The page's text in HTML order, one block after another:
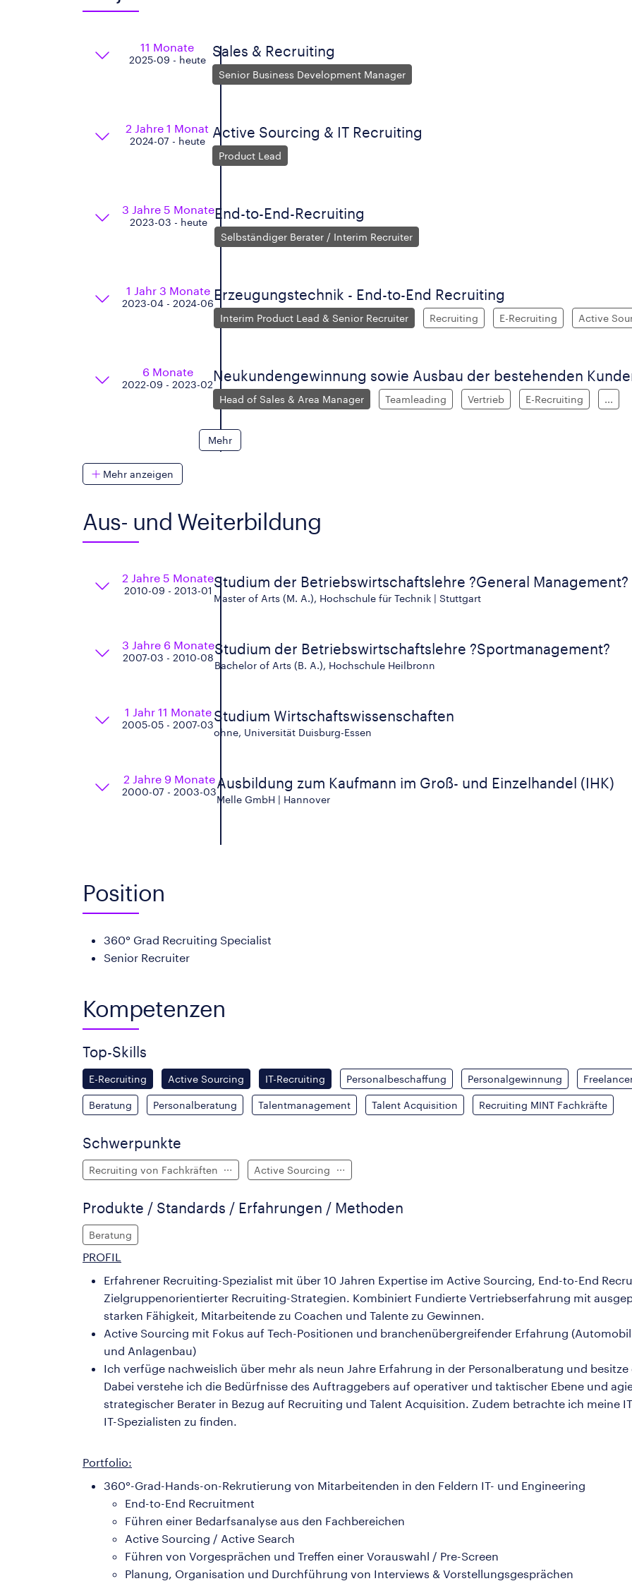
11 Monate
2025-09 - heute
Sales & Recruiting
Senior Business Development Manager
2 Jahre 1 Monat
2024-07 - heute
Active Sourcing & IT Recruiting
Product Lead
3 Jahre 5 Monate
2023-03 - heute
End-to-End-Recruiting
Selbständiger Berater / Interim Recruiter
1 Jahr 3 Monate
2023-04 - 2024-06
Erzeugungstechnik - End-to-End Recruiting
Interim Product Lead & Senior Recruiter Recruiting E-Recruiting Active
6 Monate
2022-09 - 2023-02
Neukundengewinnung sowie Ausbau der bestehenden
Head of Sales & Area Manager Teamleading Vertrieb E-Recruiting ...
Mehr
Mehr anzeigen
Aus- und Weiterbildung
2 Jahre 5 Monate
2010-09 - 2013-01
Studium der Betriebswirtschaftslehre ?General Management?
Master of Arts (M. A.), Hochschule für Technik | Stuttgart
3 Jahre 6 Monate
2007-03 - 2010-08
Studium der Betriebswirtschaftslehre ?Sportmanagement?
Bachelor of Arts (B. A.), Hochschule Heilbronn
1 Jahr 11 Monate
2005-05 - 2007-03
Studium Wirtschaftswissenschaften
ohne, Universität Duisburg-Essen
2 Jahre 9 Monate
2000-07 - 2003-03
Ausbildung zum Kaufmann im Groß- und Einzelhandel (IHK)
Melle GmbH | Hannover
Position
360° Grad Recruiting Specialist
Senior Recruiter
Kompetenzen
Top-Skills
E-Recruiting Active Sourcing IT-Recruiting Personalbeschaffung Personalgewinnung
Beratung Personalberatung Talentmanagement Talent Acquisition Recruiting MINT Fachkräfte
Schwerpunkte
Recruiting von Fachkräften Active Sourcing
Produkte / Standards / Erfahrungen / Methoden
Beratung
PROFIL
Erfahrener Recruiting-Spezialist mit über 10 Jahren Expertise im Active Sourcing, End-to-End
Zielgruppenorientierter Recruiting-Strategien. Kombiniert Fundierte Vertriebserfahrung mit
starken Fähigkeit, Mitarbeitende zu Coachen und Talente zu Gewinnen.
Active Sourcing mit Fokus auf Tech-Positionen und branchenübergreifender Erfahrung
und Anlagenbau)
Ich verfüge nachweislich über mehr als neun Jahre Erfahrung in der Personalberatung und
Dabei verstehe ich die Bedürfnisse des Auftraggebers auf operativer und taktischer Ebene und
strategischer Berater in Bezug auf Recruiting und Talent Acquisition. Zudem betrachte ich meine
IT-Spezialisten zu finden.
Portfolio:
360°-Grad-Hands-on-Rekrutierung von Mitarbeitenden in den Feldern IT- und Engineering
End-to-End Recruitment
Führen einer Bedarfsanalyse aus den Fachbereichen
Active Sourcing / Active Search
Führen von Vorgesprächen und Treffen einer Vorauswahl / Pre-Screen
Planung, Organisation und Durchführung von Interviews & Vorstellungsgesprächen